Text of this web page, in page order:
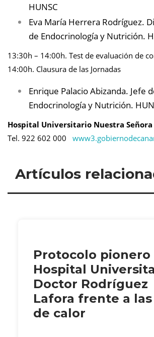
HUNSC
Eva María Herrera Rodríguez.
de Endocrinología y Nutrición.
13:30h – 14:00h. Test de evaluación de
14:00h. Clausura de las Jornadas
Enrique Palacio Abizanda. Jefe
Endocrinología y Nutrición.
Hospital Universitario Nuestra
Tel. 922 602 000
Artículos
Protocolo pionero
Hospital
Doctor Rodríguez
Lafora frente a
de calor